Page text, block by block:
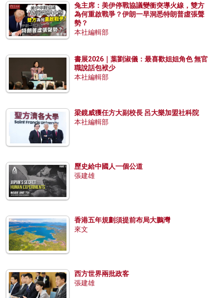
兔主席：美伊停戰協議變衝突導火線，雙方
為何重啟戰爭？伊朗一早洞悉特朗普虛張聲
勢？
本社編輯部
書展2026｜葉劉淑儀：最喜歡姐姐角色 無官
職說話包袱少
本社編輯部
梁鏡威獲任方大副校長 呂大樂加盟社科院
本社編輯部
歷史給中國人一個公道
張建雄
香港五年規劃須提前布局大鵬灣
來文
西方世界兩批政客
張建雄